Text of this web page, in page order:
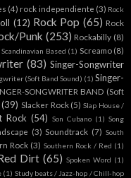
(4) rock independiente (3) Rock
(12) Rock Pop (65) Rock
Punk (253) Rockabilly (8)
Scandinavian Based (1) Screamo (8)
(83) Singer-Songwriter
(Soft Band Sound) (1) Singer-
SONGWRITER BAND (Soft
(39) Slacker Rock (5) Slap House /
Rock (54) Son Cubano (1) Song
(3) Soundtrack (7) South
Rock (3) Southern Rock / Red (1)
Dirt (65) Spoken Word (1)
(1) Study beats / Jazz-hop / Chill-hop